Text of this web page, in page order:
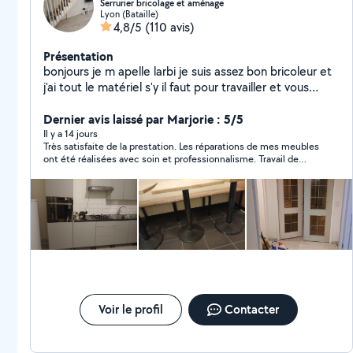
Serrurier bricolage et aménage
Lyon (Bataille)
4,8/5 (110 avis)
Présentation
bonjours je m apelle larbi je suis assez bon bricoleur et
j'ai tout le matériel s'y il faut pour travailler et vous
, rénovation., aménagement d intérieur .montage de
meuble cuisine décoration et aussi réparation et
fabrication d ouvrages métalliques. De préférence
travailler avec des personnes réalistes et non des
marchands de tapis. Devis gratuit
Dernier avis laissé par Marjorie : 5/5
Il y a 14 jours
Très satisfaite de la prestation. Les réparations de mes meubles
ont été réalisées avec soin et professionnalisme. Travail de
Voir le profil Contacter